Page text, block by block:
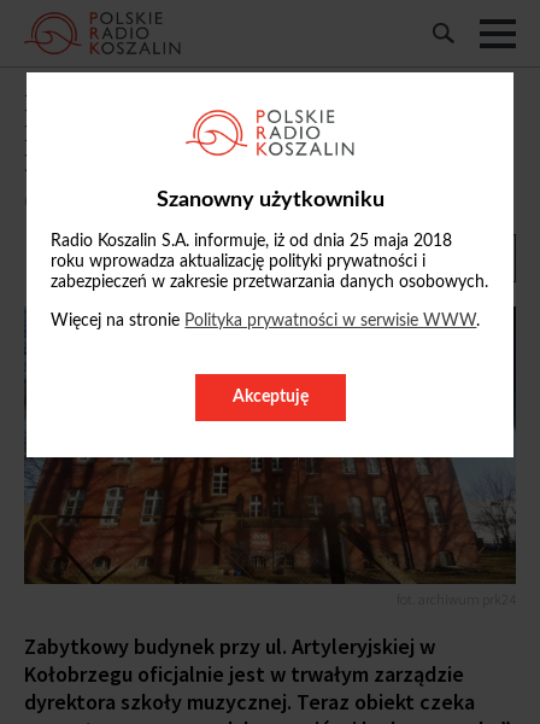
Szanowny użytkowniku
Radio Koszalin S.A. informuje, iż od dnia 25 maja 2018
roku wprowadza aktualizację polityki prywatności i
zabezpieczeń w zakresie przetwarzania danych osobowych.
Więcej na stronie Polityka prywatności w serwisie WWW.
Akceptuję
Państwowa Szkoła Muzyczna I stopnia w
Kołobrzegu oficjalnie z nowym
budynkiem
02/12/2025, 11:06
Zabytkowy budynek przy ul. Artyleryjskiej w
Kołobrzegu oficjalnie jest w trwałym zarządzie
dyrektora szkoły muzycznej. Teraz obiekt czeka